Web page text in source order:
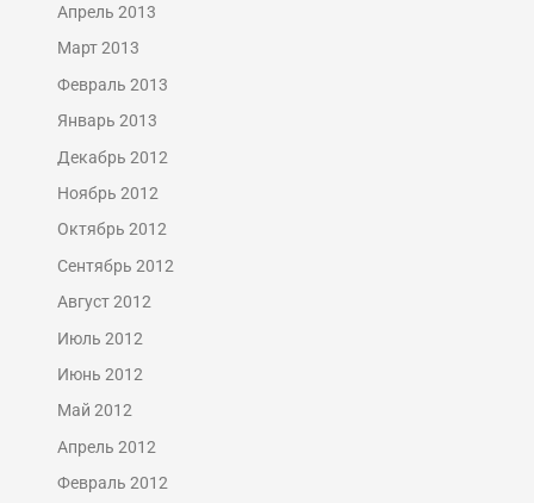
Апрель 2013
Март 2013
Февраль 2013
Январь 2013
Декабрь 2012
Ноябрь 2012
Октябрь 2012
Сентябрь 2012
Август 2012
Июль 2012
Июнь 2012
Май 2012
Апрель 2012
Февраль 2012